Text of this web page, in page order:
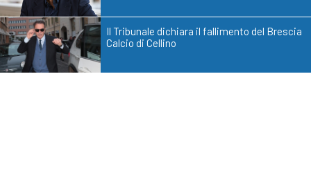
Il Tribunale dichiara il fallimento del Brescia
Calcio di Cellino